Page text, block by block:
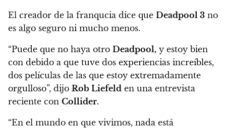
El creador de la franqucia dice que Deadpool 3 no
es algo seguro ni mucho menos.
“Puede que no haya otro Deadpool, y estoy bien
con debido a que tuve dos experiencias increíbles,
dos películas de las que estoy extremadamente
orgulloso”, dijo Rob Liefeld en una entrevista
reciente con Collider.
“En el mundo en que vivimos, nada está